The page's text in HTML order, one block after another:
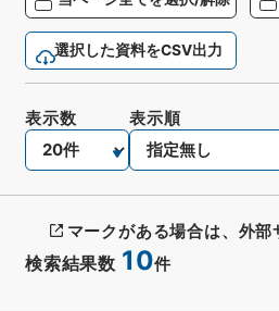
選択した資料をCSV出力
検索結果数 10件
表示数 表示順
マークがある場合は、外部